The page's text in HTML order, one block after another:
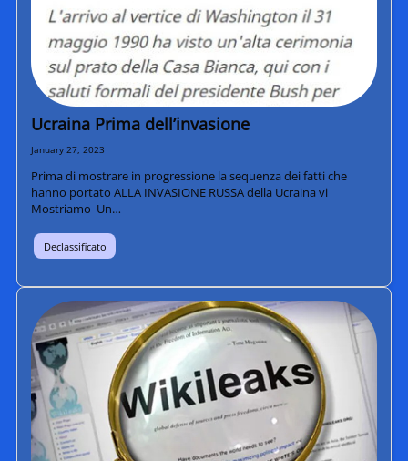
Ucraina Prima dell’invasione
January 27, 2023
Prima di mostrare in progressione la sequenza dei fatti che
hanno portato ALLA INVASIONE RUSSA della Ucraina vi
Mostriamo Un…
Declassificato